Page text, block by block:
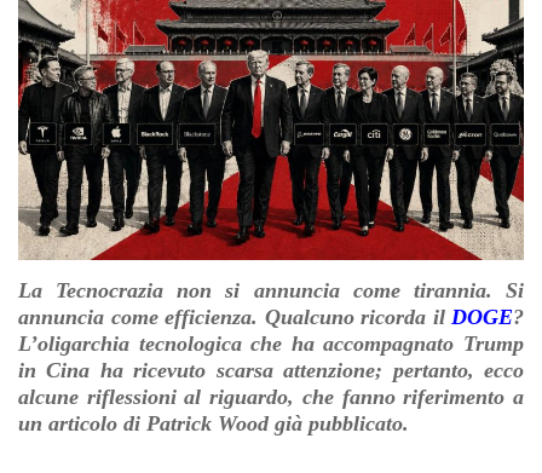
La Tecnocrazia non si annuncia come tirannia. Si
annuncia come efficienza. Qualcuno ricorda il DOGE?
L’oligarchia tecnologica che ha accompagnato Trump
in Cina ha ricevuto scarsa attenzione; pertanto, ecco
alcune riflessioni al riguardo, che fanno riferimento a
un articolo di Patrick Wood già pubblicato.